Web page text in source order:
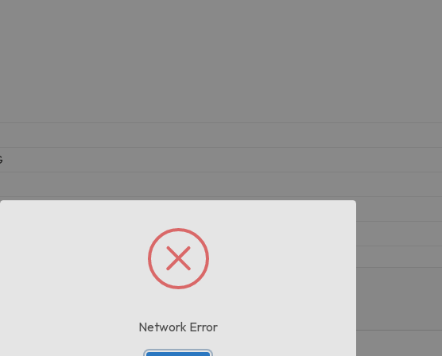
Prodotti correlati
Network Error